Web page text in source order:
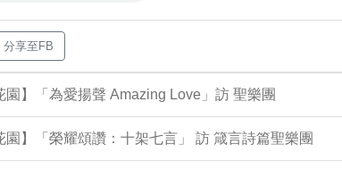
分享至FB
園】「為愛揚聲 Amazing Love」訪 聖樂團
園】「榮耀頌讚：十架七言」 訪 箴言詩篇聖樂團